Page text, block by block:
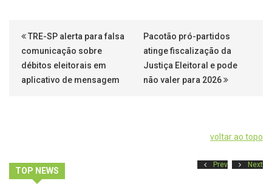
TRE-SP alerta para falsa
comunicação sobre
débitos eleitorais em
aplicativo de mensagem
Pacotão pró-partidos
atinge fiscalização da
Justiça Eleitoral e pode
não valer para 2026
voltar ao topo
TOP NEWS
Prev Next